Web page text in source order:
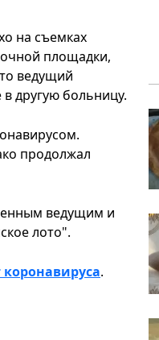
на съемках
площадки,
ведущий
другую больницу.
продолжал
ведущим и
лото".
.